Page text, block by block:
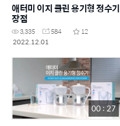
애터미 이지 클린 용기형 정수기
장점
3,335 584
12
2022.12.01
00 : 27